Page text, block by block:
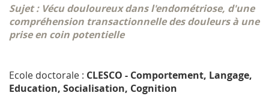
Sujet : Vécu douloureux dans l'endométriose, d'une
compréhension transactionnelle des douleurs à une
prise en coin potentielle
Ecole doctorale : CLESCO - Comportement, Langage,
Education, Socialisation, Cognition